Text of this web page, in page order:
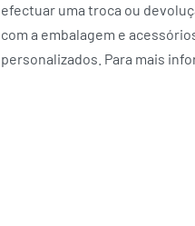
efectuar uma troca ou
com a embalagem e
personalizados. Para mais